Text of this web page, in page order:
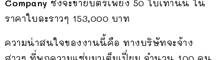
Company ซึ่งจะขายบัตรเพียง 50 ใบเท่านั้น ใน
ราคาใบละราวๆ 153,000 บาท
ความน่าสนใจของงานนี้คือ ทางบริษัทจะจ้าง